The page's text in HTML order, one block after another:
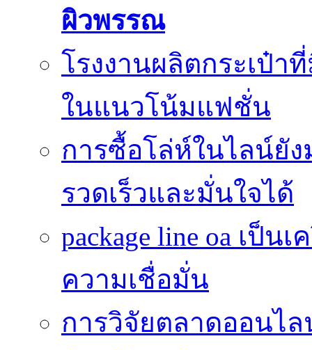
ผิวพรรณ
โรงงานผลิตกระเป๋า
ในแนวโน้มแฟชั่น
การซื้อโล่ห์ในไลน์ยั
รวดเร็วและมั่นใจได้
package line oa เป็น
ความเชื่อมั่น
การวิจัยตลาดออนไ